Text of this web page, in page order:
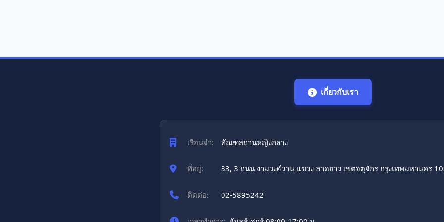
เกี่ยวกับเรา
เรือนจำ: ทัณฑสถานหญิงกลาง
ที่อยู่: 33, 3 ถนน งามวงศ์วาน แขวง ลาดยาว เขตจตุจักร กรุงเทพมหานคร
ติดต่อ: 02-5895242